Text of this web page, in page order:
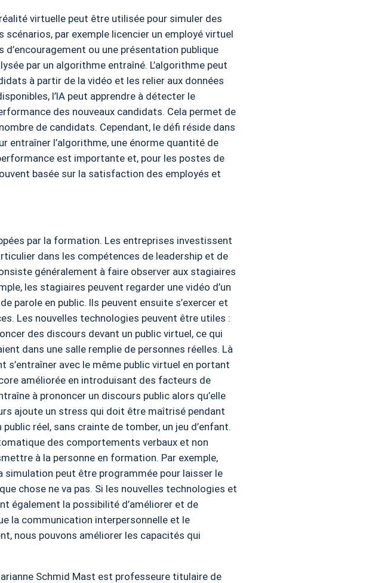
virtuelle peut être utilisée pour simuler des
par exemple licencier un employé virtuel
ou une présentation publique
par un algorithme entraîné. L’algorithme peut
à partir de la vidéo et les relier aux données
l’IA peut apprendre à détecter le
des nouveaux candidats. Cela permet de
de candidats. Cependant, le défi réside dans
entraîner l’algorithme, une énorme quantité de
est importante et, pour les postes de
basée sur la satisfaction des employés et
par la formation. Les entreprises investissent
dans les compétences de leadership et de
généralement à faire observer aux stagiaires
les stagiaires peuvent regarder une vidéo d’un
parole en public. Ils peuvent ensuite s’exercer et
Les nouvelles technologies peuvent être utiles :
des discours devant un public virtuel, ce qui
dans une salle remplie de personnes réelles. Là
s’entraîner avec le même public virtuel en portant
améliorée en introduisant des facteurs de
à prononcer un discours public alors qu’elle
ajoute un stress qui doit être maîtrisé pendant
réel, sans crainte de tomber, un jeu d’enfant.
des comportements verbaux et non
à la personne en formation. Par exemple,
simulation peut être programmée pour laisser le
chose ne va pas. Si les nouvelles technologies et
également la possibilité d’améliorer et de
la communication interpersonnelle et le
nous pouvons améliorer les capacités qui
Schmid Mast est professeure titulaire de